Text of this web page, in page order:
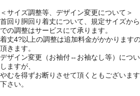
＜サイズ調整等、デザイン変更について＞
首回り胴回り着丈について、規定サイズか
での調整はサービスにて承ります。
着丈4?以上の調整は追加料金がかかります
頂きます。
デザイン変更（お袖付⇔お袖なし等）につ
しますが、
やむを得ずお断りさせて頂くともございま
下さい。